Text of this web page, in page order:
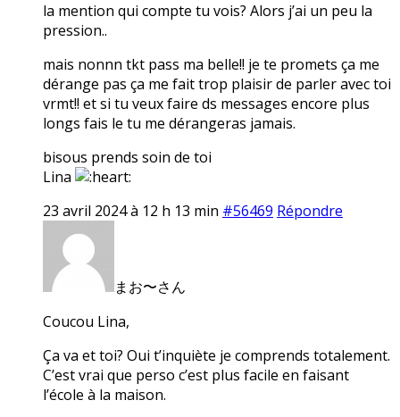
la mention qui compte tu vois? Alors j’ai un peu la
pression..
mais nonnn tkt pass ma belle!! je te promets ça me
dérange pas ça me fait trop plaisir de parler avec toi
vrmt!! et si tu veux faire ds messages encore plus
longs fais le tu me dérangeras jamais.
bisous prends soin de toi
Lina
23 avril 2024 à 12 h 13 min #56469 Répondre
まお〜さん
Coucou Lina,
Ça va et toi? Oui t’inquiète je comprends totalement.
C’est vrai que perso c’est plus facile en faisant
l’école à la maison.